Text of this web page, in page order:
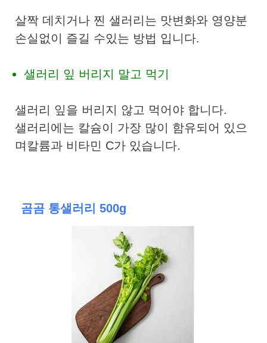
살짝 데치거나 찐 샐러리는 맛변화와 영양분
손실없이 즐길 수있는 방법 입니다.
샐러리 잎 버리지 말고 먹기
샐러리 잎을 버리지 않고 먹어야 합니다.
샐러리에는 칼슘이 가장 많이 함유되어 있으
며칼륨과 비타민 C가 있습니다.
곰곰 통샐러리 500g